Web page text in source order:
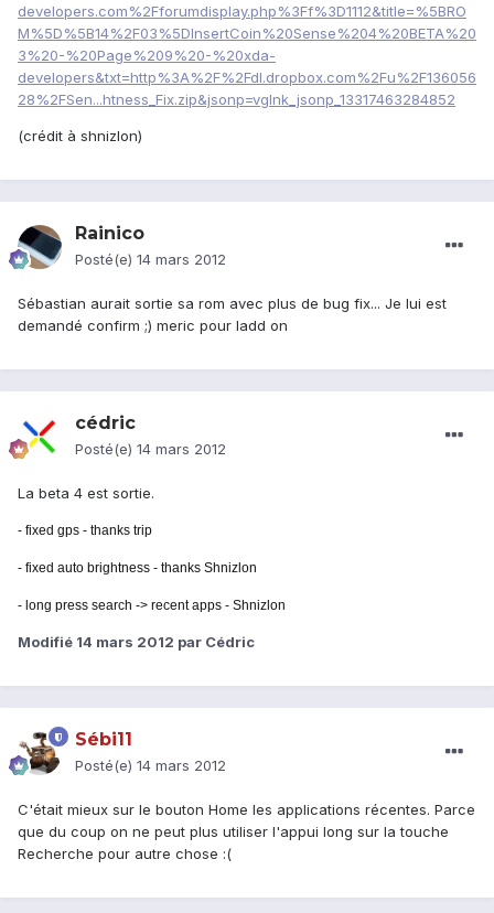
developers.com%2Fforumdisplay.php%3Ff%3D1112&title=%5BRO
M%5D%5B14%2F03%5DInsertCoin%20Sense%204%20BETA%20
3%20-%20Page%209%20-%20xda-
developers&txt=http%3A%2F%2Fdl.dropbox.com%2Fu%2F136056
28%2FSen...htness_Fix.zip&jsonp=vglnk_jsonp_13317463284852
(crédit à shnizlon)
Rainico
Posté(e) 14 mars 2012
Sébastian aurait sortie sa rom avec plus de bug fix... Je lui est
demandé confirm ;) meric pour ladd on
cédric
Posté(e) 14 mars 2012
La beta 4 est sortie.
- fixed gps - thanks trip
- fixed auto brightness - thanks Shnizlon
- long press search -> recent apps - Shnizlon
Modifié 14 mars 2012 par Cédric
Sébi11
Posté(e) 14 mars 2012
C'était mieux sur le bouton Home les applications récentes. Parce
que du coup on ne peut plus utiliser l'appui long sur la touche
Recherche pour autre chose :(